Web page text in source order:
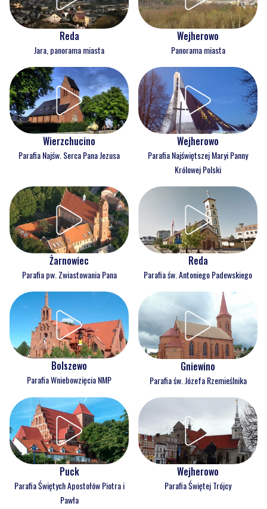
Reda
Jara, panorama miasta
Wejherowo
Panorama miasta
Wierzchucino
Parafia Najśw. Serca Pana Jezusa
Wejherowo
Parafia Najświętszej Maryi Panny
Królowej Polski
Żarnowiec
Parafia pw. Zwiastowania Pana
Reda
Parafia św. Antoniego Padewskiego
Bolszewo
Parafia Wniebowzięcia NMP
Gniewino
Parafia św. Józefa Rzemieślnika
Puck
Parafia Świętych Apostołów Piotra i
Pawła
Wejherowo
Parafia Świętej Trójcy